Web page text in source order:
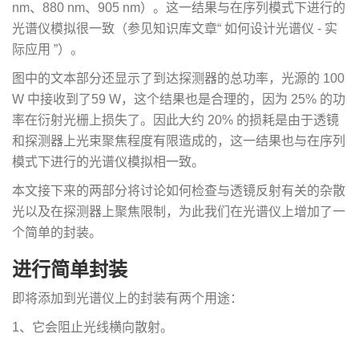
nm、880 nm、905 nm）。这一结果与在序列模式下进行的
光谱仪模拟很一致（参见知识库文章“ 如何设计光谱仪 - 实
际应用 ”）。
图中的文本部分还显示了到达探测器的总功率，光源的 100
W 中接收到了59 W，这个结果也是合理的，因为 25% 的功
率在衍射光栅上损失了。因此大约 20% 的损耗是由于透镜
和探测器上光束聚焦程度有限造成的，这一结果也与在序列
模式下进行的光谱仪模拟相一致。
本文接下来的两部分将讨论如何检查与透镜反射有关的杂散
光以及在探测器上聚焦限制，为此我们在光谱仪上增加了一
个简单的封装。
进行简单封装
即将添加到光谱仪上的封装有两个用途：
1、它会阻止光线横向散射。